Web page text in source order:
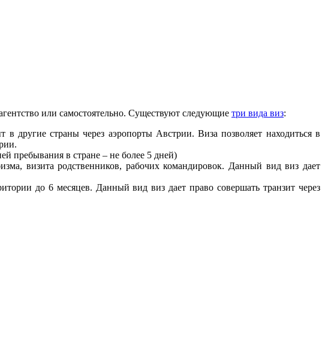
или самостоятельно. Существуют следующие три вида виз:
в другие страны через аэропорты Австрии. Виза позволяет находиться в
пребывания в стране – не более 5 дней)
визита родственников, рабочих командировок. Данный вид виз дает
до 6 месяцев. Данный вид виз дает право совершать транзит через